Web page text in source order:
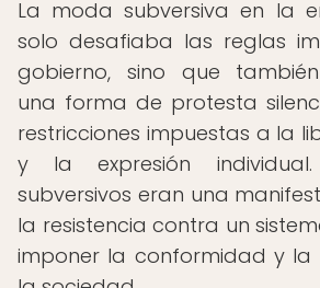
La moda subversiva en la
solo desafiaba las reglas
gobierno, sino que
una forma de protesta
restricciones impuestas a la
y la expresión
subversivos eran una
la resistencia contra un
imponer la conformidad y la